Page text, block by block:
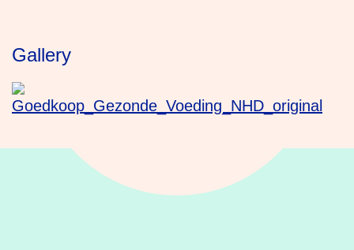
Gallery